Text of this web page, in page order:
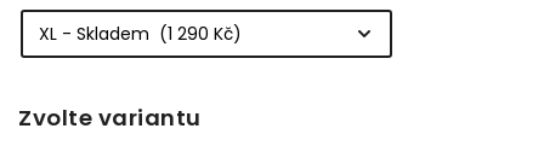
Zvolte variantu